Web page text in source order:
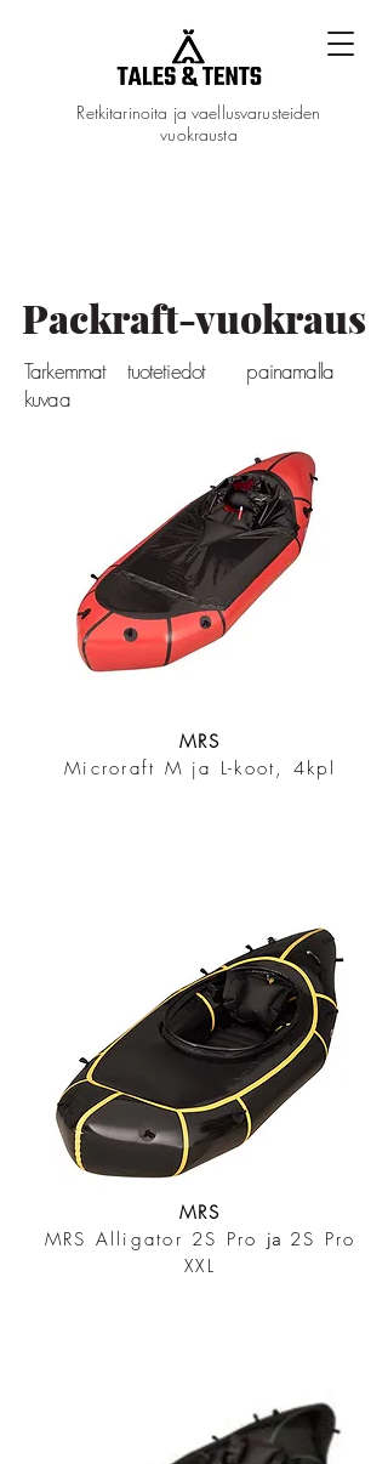
Retkitarinoita ja vaellusvarusteiden
vuokrausta
Packraft-vuokraus
Tarkemmat tuotetiedot painamalla
kuvaa
MRS
Microraft M ja L-koot, 4kpl
MRS
MRS Alligator 2S Pro ja 2S Pro
XXL